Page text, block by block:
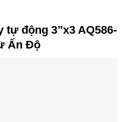
động 3”x3 AQ586-
Ấn Độ